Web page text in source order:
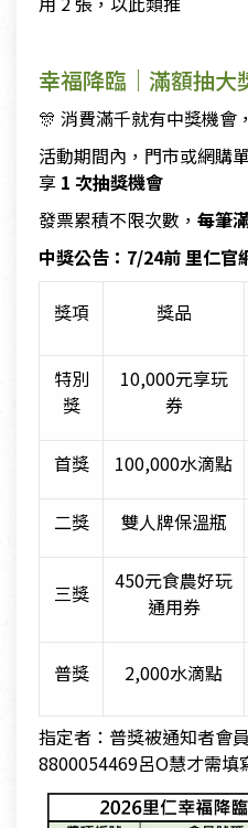
幸福降臨｜滿額抽大
🎊 消費滿千就有中獎機會
活動期間內，門市或網購
享 1 次抽獎機會
發票累積不限次數， 每筆
中獎公告：7/24前 里仁官
獎項 獎品
特別
獎
10,000元享玩
券
首獎 100,000水滴點
二獎
雙人牌保溫瓶
三獎
450元食農好玩
通用券
普獎 2,000水滴點
指定者：普獎被通知者會
8800054469呂O慧才需填